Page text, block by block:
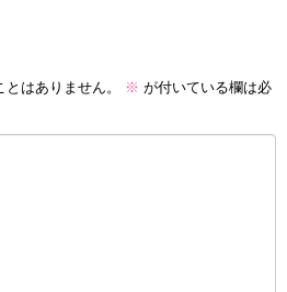
はありません。 ※ が付いている欄は必